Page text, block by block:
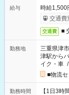
給与
時給1,500
交通費
交通費 ■
勤務地
三重県津市
津駅から
イク・車 /
■物流
勤務時間
【1日3時間～も相談